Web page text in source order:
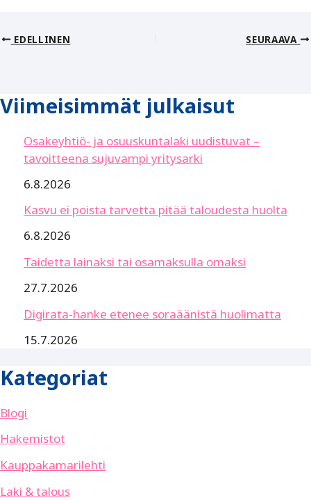
EDELLINEN SEURAAVA
Viimeisimmät julkaisut
Osakeyhtiö- ja osuuskuntalaki uudistuvat –
tavoitteena sujuvampi yritysarki
6.8.2026
Kasvu ei poista tarvetta pitää taloudesta huolta
6.8.2026
Taidetta lainaksi tai osamaksulla omaksi
27.7.2026
Digirata-hanke etenee soraäänistä huolimatta
15.7.2026
Kategoriat
Blogi
Hakemistot
Kauppakamarilehti
Laki & talous